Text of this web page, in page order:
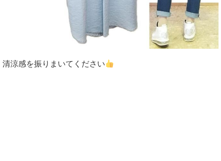
清涼感を振りまいてください